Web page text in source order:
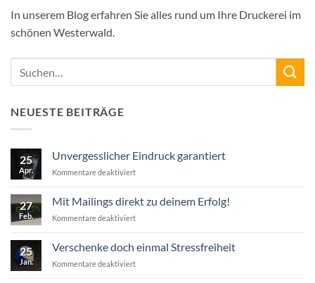
In unserem Blog erfahren Sie alles rund um Ihre Druckerei im
schönen Westerwald.
NEUESTE BEITRÄGE
25
Apr.
Unvergesslicher Eindruck garantiert
Kommentare deaktiviertfür
garantiert
27
Feb.
Mit Mailings direkt zu deinem Erfolg!
Kommentare deaktiviertfür
direkt
zu
25
Jan.
Verschenke doch einmal Stressfreiheit
Kommentare deaktiviertfür